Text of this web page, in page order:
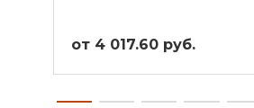
от 4 017.60 руб.